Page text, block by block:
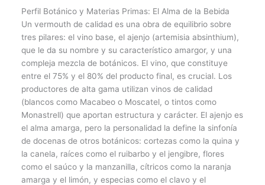
Perfil Botánico y Materias Primas: El Alma de la Bebida
Un vermouth de calidad es una obra de equilibrio sobre
tres pilares: el vino base, el ajenjo (artemisia absinthium),
que le da su nombre y su característico amargor, y una
compleja mezcla de botánicos. El vino, que constituye
entre el 75% y el 80% del producto final, es crucial. Los
productores de alta gama utilizan vinos de calidad
(blancos como Macabeo o Moscatel, o tintos como
Monastrell) que aportan estructura y carácter. El ajenjo es
el alma amarga, pero la personalidad la define la sinfonía
de docenas de otros botánicos: cortezas como la quina y
la canela, raíces como el ruibarbo y el jengibre, flores
como el saúco y la manzanilla, cítricos como la naranja
amarga y el limón, y especias como el clavo y el